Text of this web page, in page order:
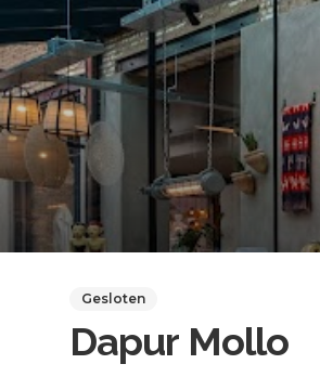
Gesloten
Dapur Mollo